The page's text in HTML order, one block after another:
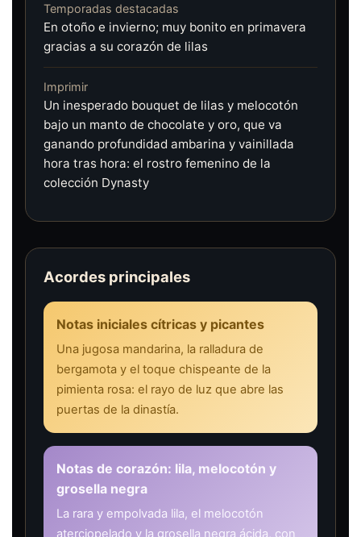
Temporadas destacadas
En otoño e invierno; muy bonito en primavera
gracias a su corazón de lilas
Imprimir
Un inesperado bouquet de lilas y melocotón
bajo un manto de chocolate y oro, que va
ganando profundidad ambarina y vainillada
hora tras hora: el rostro femenino de la
colección Dynasty
Acordes principales
Notas iniciales cítricas y picantes
Una jugosa mandarina, la ralladura de
bergamota y el toque chispeante de la
pimienta rosa: el rayo de luz que abre las
puertas de la dinastía.
Notas de corazón: lila, melocotón y
grosella negra
La rara y empolvada lila, el melocotón
aterciopelado y la grosella negra ácida, con